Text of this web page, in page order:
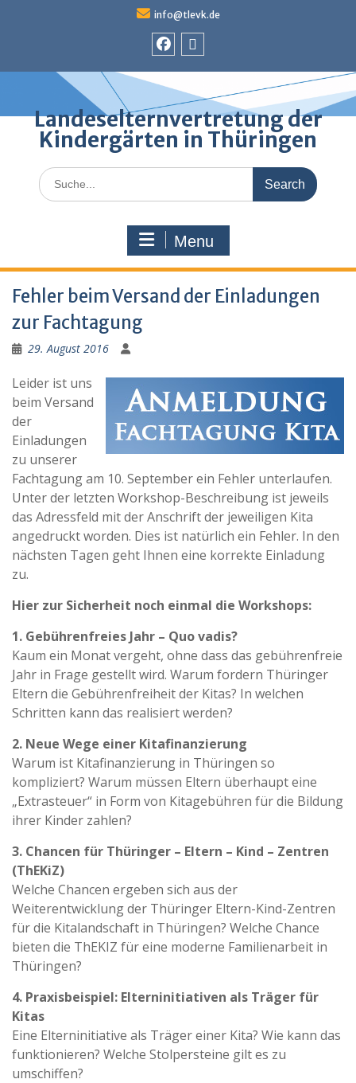
info@tlevk.de
Landeselternvertretung der
Kindergärten in Thüringen
Search
for:
Menu
Fehler beim Versand der Einladungen
zur Fachtagung
29. August 2016
Leider ist uns
beim Versand
der
Einladungen
zu unserer
Fachtagung am 10. September ein Fehler unterlaufen.
Unter der letzten Workshop-Beschreibung ist jeweils
das Adressfeld mit der Anschrift der jeweiligen Kita
angedruckt worden. Dies ist natürlich ein Fehler. In den
nächsten Tagen geht Ihnen eine korrekte Einladung
zu.
Hier zur Sicherheit noch einmal die Workshops:
1. Gebührenfreies Jahr – Quo vadis?
Kaum ein Monat vergeht, ohne dass das gebührenfreie
Jahr in Frage gestellt wird. Warum fordern Thüringer
Eltern die Gebührenfreiheit der Kitas? In welchen
Schritten kann das realisiert werden?
2. Neue Wege einer Kitafinanzierung
Warum ist Kitafinanzierung in Thüringen so
kompliziert? Warum müssen Eltern überhaupt eine
„Extrasteuer“ in Form von Kitagebühren für die Bildung
ihrer Kinder zahlen?
3. Chancen für Thüringer – Eltern – Kind – Zentren
(ThEKiZ)
Welche Chancen ergeben sich aus der
Weiterentwicklung der Thüringer Eltern-Kind-Zentren
für die Kitalandschaft in Thüringen? Welche Chance
bieten die ThEKIZ für eine moderne Familienarbeit in
Thüringen?
4. Praxisbeispiel: Elterninitiativen als Träger für
Kitas
Eine Elterninitiative als Träger einer Kita? Wie kann das
funktionieren? Welche Stolpersteine gilt es zu
umschiffen?